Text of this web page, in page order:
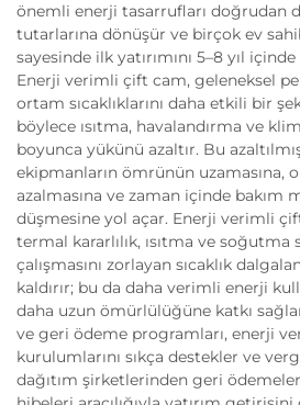
önemli enerji tasarrufları doğrudan
tutarlarına dönüşür ve birçok ev
sayesinde ilk yatırımını 5–8 yıl
Enerji verimli çift cam, geleneksel
ortam sıcaklıklarını daha etkili bir
böylece ısıtma, havalandırma ve
boyunca yükünü azaltır. Bu
ekipmanların ömrünün uzamasına,
azalmasına ve zaman içinde bakım
düşmesine yol açar. Enerji verimli çift
termal kararlılık, ısıtma ve
çalışmasını zorlayan sıcaklık
kaldırır; bu da daha verimli enerji
daha uzun ömürlülüğüne katkı
ve geri ödeme programları, enerji
kurulumlarını sıkça destekler ve
dağıtım şirketlerinden geri